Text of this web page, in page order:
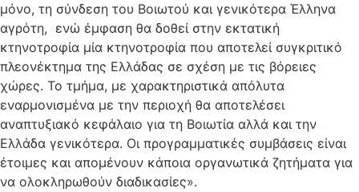
μόνο, τη σύνδεση του Βοιωτού και γενικότερα Έλληνα
αγρότη, ενώ έμφαση θα δοθεί στην εκτατική
κτηνοτροφία μία κτηνοτροφία που αποτελεί συγκριτικό
πλεονέκτημα της Ελλάδας σε σχέση με τις βόρειες
χώρες. Το τμήμα, με χαρακτηριστικά απόλυτα
εναρμονισμένα με την περιοχή θα αποτελέσει
αναπτυξιακό κεφάλαιο για τη Βοιωτία αλλά και την
Ελλάδα γενικότερα. Οι προγραμματικές συμβάσεις είναι
έτοιμες και απομένουν κάποια οργανωτικά ζητήματα για
να ολοκληρωθούν διαδικασίες».